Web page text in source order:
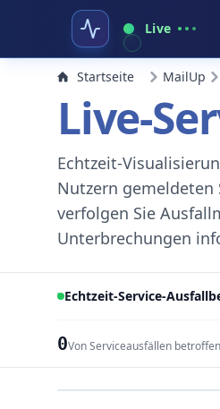
Live
Startseite MailUp
Live-
Echtzeit-
Nutzern gemeldeten
verfolgen Sie
Unterbrechungen
Echtzeit-Service-
0Von Serviceausfällen